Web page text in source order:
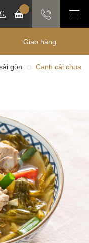
Giao hàng
gòn
Canh cải chua